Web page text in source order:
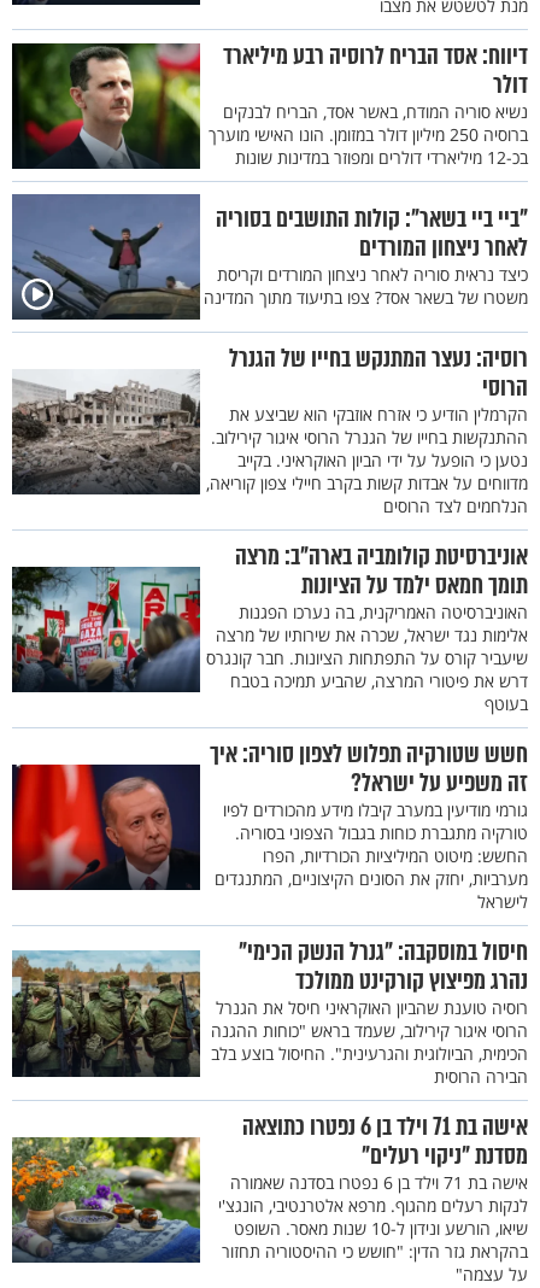
מנת לטשטש את מצבו
דיווח: אסד הבריח לרוסיה רבע מיליארד
דולר
נשיא סוריה המודח, באשר אסד, הבריח לבנקים
ברוסיה 250 מיליון דולר במזומן. הונו האישי מוערך
בכ-12 מיליארדי דולרים ומפוזר במדינות שונות
"ביי ביי בשאר": קולות התושבים בסוריה
לאחר ניצחון המורדים
כיצד נראית סוריה לאחר ניצחון המורדים וקריסת
משטרו של בשאר אסד? צפו בתיעוד מתוך המדינה
רוסיה: נעצר המתנקש בחייו של הגנרל
הרוסי
הקרמלין הודיע כי אזרח אוזבקי הוא שביצע את
ההתנקשות בחייו של הגנרל הרוסי איגור קירילוב.
נטען כי הופעל על ידי הביון האוקראיני. בקייב
מדווחים על אבדות קשות בקרב חיילי צפון קוריאה,
הנלחמים לצד הרוסים
אוניברסיטת קולומביה בארה"ב: מרצה
תומך חמאס ילמד על הציונות
האוניברסיטה האמריקנית, בה נערכו הפגנות
אלימות נגד ישראל, שכרה את שירותיו של מרצה
שיעביר קורס על התפתחות הציונות. חבר קונגרס
דרש את פיטורי המרצה, שהביע תמיכה בטבח
בעוטף
חשש שטורקיה תפלוש לצפון סוריה: איך
זה משפיע על ישראל?
גורמי מודיעין במערב קיבלו מידע מהכורדים לפיו
טורקיה מתגברת כוחות בגבול הצפוני בסוריה.
החשש: מיטוט המיליציות הכורדיות, הפרו
מערביות, יחזק את הסונים הקיצוניים, המתנגדים
לישראל
חיסול במוסקבה: "גנרל הנשק הכימי"
נהרג מפיצוץ קורקינט ממולכד
רוסיה טוענת שהביון האוקראיני חיסל את הגנרל
הרוסי איגור קירילוב, שעמד בראש "כוחות ההגנה
הכימית, הביולוגית והגרעינית". החיסול בוצע בלב
הבירה הרוסית
אישה בת 71 וילד בן 6 נפטרו כתוצאה
מסדנת "ניקוי רעלים"
אישה בת 71 וילד בן 6 נפטרו בסדנה שאמורה
לנקות רעלים מהגוף. מרפא אלטרנטיבי, הונגצ'י
שיאו, הורשע ונידון ל-10 שנות מאסר. השופט
בהקראת גזר הדין: "חושש כי ההיסטוריה תחזור
על עצמה"